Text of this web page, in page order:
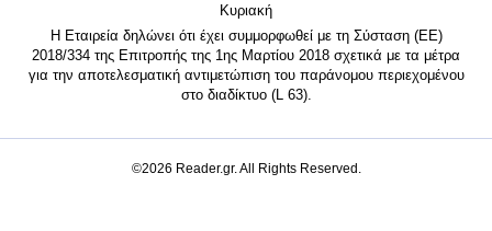
Κυριακή
Η Εταιρεία δηλώνει ότι έχει συμμορφωθεί με τη Σύσταση (ΕΕ)
2018/334 της Επιτροπής της 1ης Μαρτίου 2018 σχετικά με τα μέτρα
για την αποτελεσματική αντιμετώπιση του παράνομου περιεχομένου
στο διαδίκτυο (L 63).
©2026 Reader.gr. All Rights Reserved.